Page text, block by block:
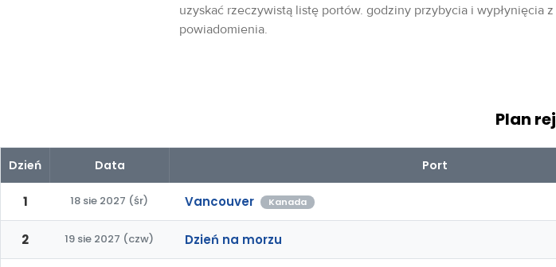
uzyskać rzeczywistą listę portów. godziny przybycia i wypłynięcia
powiadomienia.
Plan
Dzień Data Port
1 18 sie 2027 (śr) Vancouver Kanada
2 19 sie 2027 (czw) Dzień na morzu